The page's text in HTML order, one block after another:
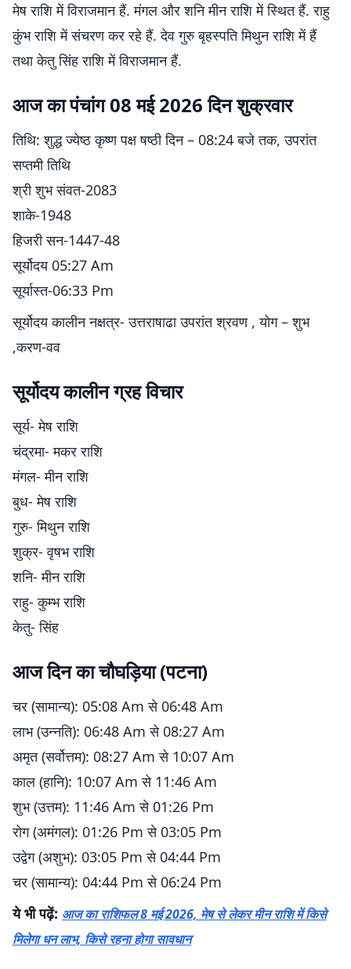
मेष राशि में विराजमान हैं. मंगल और शनि मीन राशि में स्थित हैं. राहु
कुंभ राशि में संचरण कर रहे हैं. देव गुरु बृहस्पति मिथुन राशि में हैं
तथा केतु सिंह राशि में विराजमान हैं.
आज का पंचांग 08 मई 2026 दिन शुक्रवार
तिथि: शुद्ध ज्येष्ठ कृष्ण पक्ष षष्ठी दिन – 08:24 बजे तक, उपरांत
सप्तमी तिथि
श्री शुभ संवत-2083
शाके-1948
हिजरी सन-1447-48
सूर्योदय 05:27 Am
सूर्यास्त-06:33 Pm
सूर्योदय कालीन नक्षत्र- उत्तराषाढा उपरांत श्रवण , योग – शुभ
,करण-वव
सूर्योदय कालीन ग्रह विचार
सूर्य- मेष राशि
चंद्रमा- मकर राशि
मंगल- मीन राशि
बुध- मेष राशि
गुरु- मिथुन राशि
शुक्र- वृषभ राशि
शनि- मीन राशि
राहु- कुम्भ राशि
केतु- सिंह
आज दिन का चौघड़िया (पटना)
चर (सामान्य): 05:08 Am से 06:48 Am
लाभ (उन्नति): 06:48 Am से 08:27 Am
अमृत (सर्वोत्तम): 08:27 Am से 10:07 Am
काल (हानि): 10:07 Am से 11:46 Am
शुभ (उत्तम): 11:46 Am से 01:26 Pm
रोग (अमंगल): 01:26 Pm से 03:05 Pm
उद्वेग (अशुभ): 03:05 Pm से 04:44 Pm
चर (सामान्य): 04:44 Pm से 06:24 Pm
ये भी पढ़ें: आज का राशिफल 8 मई 2026, मेष से लेकर मीन राशि में किसे
मिलेगा धन लाभ, किसे रहना होगा सावधान